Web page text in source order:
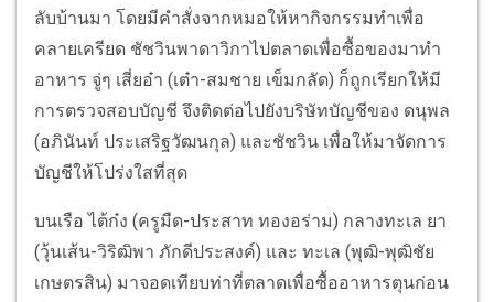
ลับบ้านมา โดยมีคำสั่งจากหมอให้หากิจกรรมทำเพื่อ
คลายเครียด ชัชวินพาดาวิกาไปตลาดเพื่อซื้อของมาทำ
อาหาร จู่ๆ เสี่ยอ๋า (เต๋า-สมชาย เข็มกลัด) ก็ถูกเรียกให้มี
การตรวจสอบบัญชี จึงติดต่อไปยังบริษัทบัญชีของ ดนุพล
(อภินันท์ ประเสริฐวัฒนกุล) และชัชวิน เพื่อให้มาจัดการ
บัญชีให้โปร่งใสที่สุด
บนเรือ ไต้ก๋ง (ครูมืด-ประสาท ทองอร่าม) กลางทะเล ยา
(วุ้นเส้น-วิริฒิพา ภักดีประสงค์) และ ทะเล (พุฒิ-พุฒิชัย
เกษตรสิน) มาจอดเทียบท่าที่ตลาดเพื่อซื้ออาหารตุนก่อน